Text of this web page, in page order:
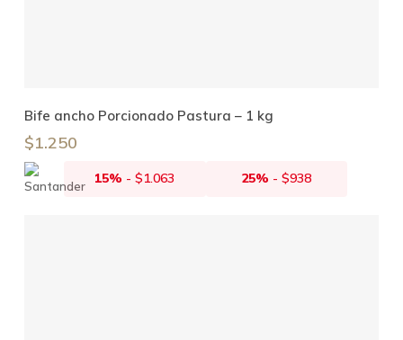
Añadir Al Carrito
Bife ancho Porcionado Pastura – 1 kg
$1.250
15% -$1.063 25% -$938